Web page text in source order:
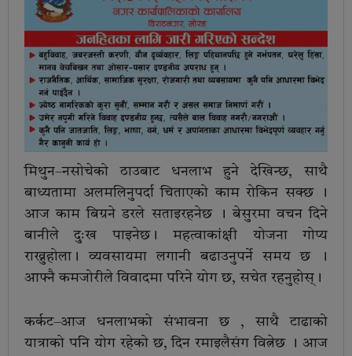
मिथुन–नसोचेको ठाउबाट धनलाभ हुने देखिन्छ, साथै
बाध्यतामा अलमलिनुपर्दा चिताएको काम रोकिन सक्छ ।
आज काम बिग्रने डरले सताइरहनेछ । बेसुरमा वचन दिने
बानीले दुःख पाइनेछ। महत्वाकांक्षी योजना गोप्य
राख्नुहोला। व्यवसायमा लगानी बढाउनुपर्ने समय छ ।
आफ्नै कमजोरीले विवादमा परिने योग छ, सचेत रहनुहोस्।
कर्कट–आज धनलाभको संभावना छ , साथै टाढाको
यात्राको पनि योग रहेको छ, दिन रमाइलैसंग वित्नेछ । आज